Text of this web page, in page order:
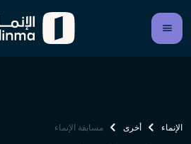
الإنماء أخرى مسابقة الإنماء